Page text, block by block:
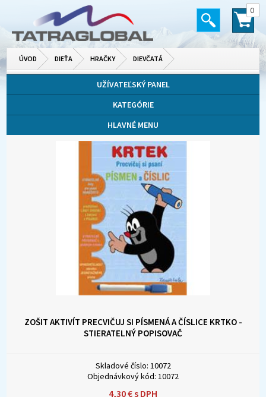
0
ÚVOD DIEŤA HRAČKY DIEVČATÁ
UŽÍVATEĽSKÝ PANEL
KATEGÓRIE
HLAVNÉ MENU
ZOŠIT AKTIVÍT PRECVIČUJ SI PÍSMENÁ A ČÍSLICE KRTKO -
STIERATELNÝ POPISOVAČ
Skladové číslo: 10072
Objednávkový kód: 10072
4,30€s DPH